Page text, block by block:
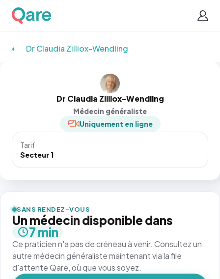
Dr Claudia Zilliox-Wendling
Dr Claudia Zilliox-Wendling
Médecin généraliste
Uniquement en ligne
Tarif
Secteur 1
SANS RENDEZ-VOUS
Un médecin disponible dans
7 min
Ce praticien n'a pas de créneau à venir. Consultez un
autre médecin généraliste maintenant via la file
d'attente Qare, où que vous soyez.